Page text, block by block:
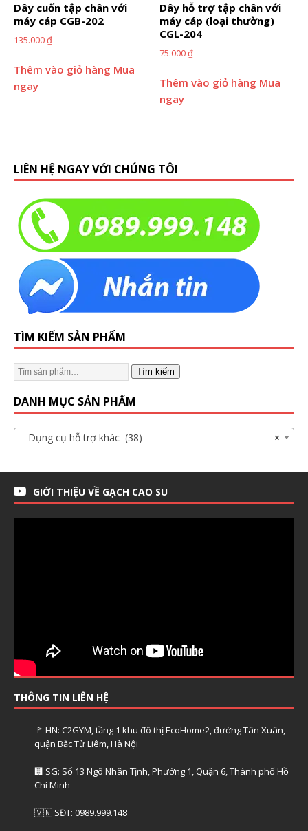
Dây cuốn tập chân với
máy cáp CGB-202
135.000₫
Thêm vào giỏ hàng Mua
ngay
Dây hỗ trợ tập chân với
máy cáp (loại thường)
CGL-204
75.000₫
Thêm vào giỏ hàng Mua
ngay
LIÊN HỆ NGAY VỚI CHÚNG TÔI
TÌM KIẾM SẢN PHẨM
Tìm kiếm
DANH MỤC SẢN PHẨM
×
Dụng cụ hỗ trợ khác (38)
GIỚI THIỆU VỀ GẠCH CAO SU
THÔNG TIN LIÊN HỆ
🚩 HN: C2GYM, tầng 1 khu đô thị EcoHome2, đường Tân Xuân,
quận Bắc Từ Liêm, Hà Nội
🏢 SG: Số 13 Ngô Nhân Tịnh, Phường 1, Quận 6, Thành phố Hồ
Chí Minh
🇻🇳 SĐT: 0989.999.148